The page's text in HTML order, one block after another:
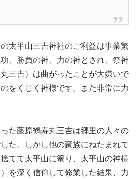
太平山三吉神社のご利益は事業繁
、勝負の神、力の神とされ、祭神
三吉）は曲がったことが大嫌いで
をくじく神様です。また非常に力
た藤原鶴寿丸三吉は郷里の人々の
た。しかし他の豪族にねたまれて
てて太平山に篭り、太平山の神様
）を深く信仰して修業した結果、力